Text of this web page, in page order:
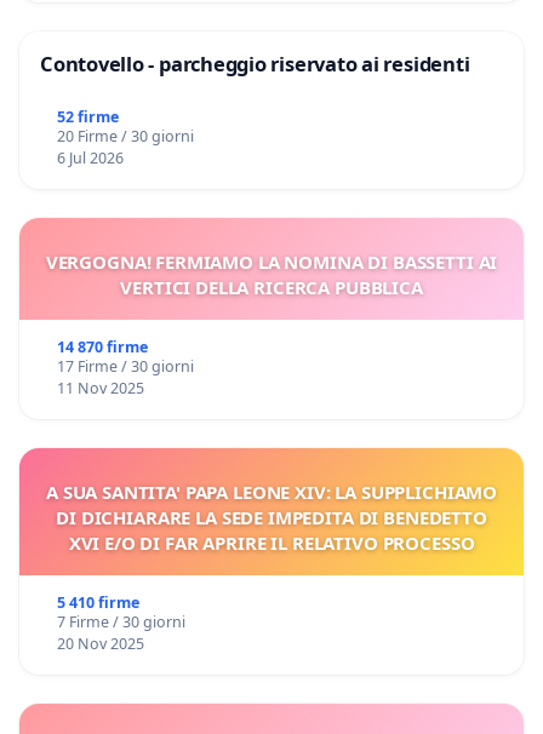
Contovello - parcheggio riservato ai residenti
52 firme
20 Firme / 30 giorni
6 Jul 2026
VERGOGNA! FERMIAMO LA NOMINA DI BASSETTI AI
VERTICI DELLA RICERCA PUBBLICA
14 870 firme
17 Firme / 30 giorni
11 Nov 2025
A SUA SANTITA' PAPA LEONE XIV: LA SUPPLICHIAMO
DI DICHIARARE LA SEDE IMPEDITA DI BENEDETTO
XVI E/O DI FAR APRIRE IL RELATIVO PROCESSO
5 410 firme
7 Firme / 30 giorni
20 Nov 2025